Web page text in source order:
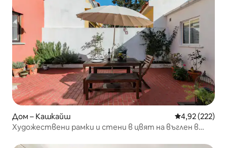
Дом – Кашкайш Средна
4,92 (222)
Художествени рамки и стени в цвят на въглен в